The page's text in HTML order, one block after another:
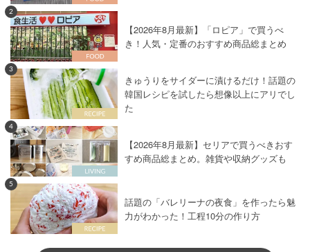
2
【2026年8月最新】「ロピア」で買うべ
き！人気・定番のおすすめ商品総まとめ
3
きゅうりをサイダーに漬けるだけ！話題の
韓国レシピを試したら想像以上にアリでし
た
4
【2026年8月最新】セリアで買うべきおす
すめ商品総まとめ。雑貨や収納グッズも
5
話題の「バレリーナの夜食」を作ったら魅
力がわかった！工程10分の作り方